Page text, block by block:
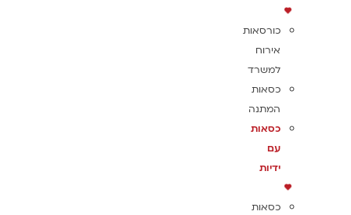
כורסאות
אירוח
למשרד
כסאות
המתנה
כסאות
עם
ידיות
כסאות